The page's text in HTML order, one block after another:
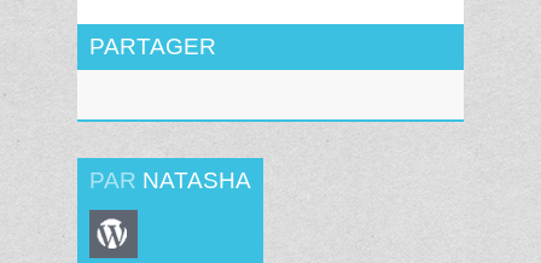
PARTAGER
PAR NATASHA